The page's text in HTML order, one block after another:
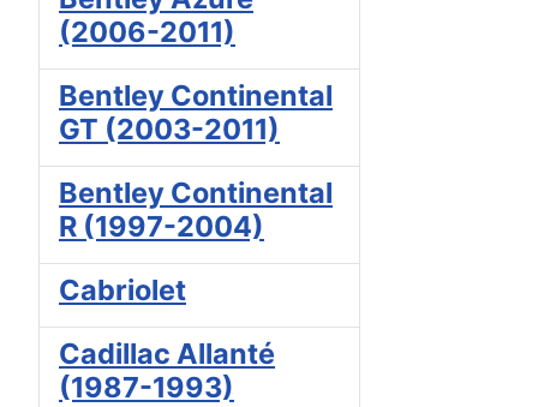
(2006-2011)
Bentley Continental
GT (2003-2011)
Bentley Continental
R (1997-2004)
Cabriolet
Cadillac Allanté
(1987-1993)